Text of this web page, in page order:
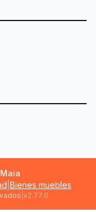
Bienes muebles
v2.77.0